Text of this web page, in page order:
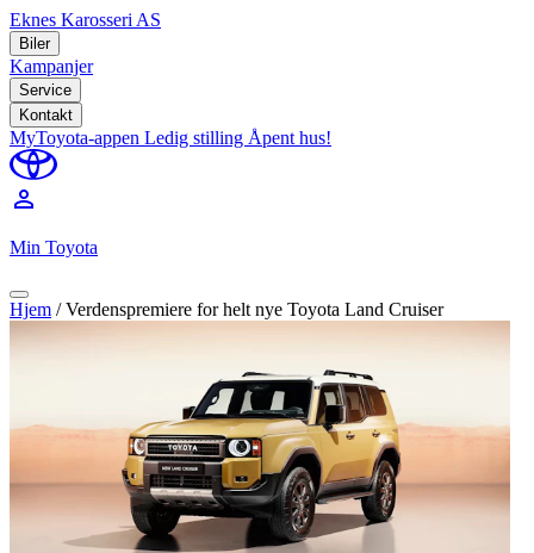
Eknes Karosseri AS
Biler
Kampanjer
Service
Kontakt
MyToyota-appen Ledig stilling Åpent hus!
perm_identity
Min Toyota
Hjem /Verdenspremiere for helt nye Toyota Land Cruiser